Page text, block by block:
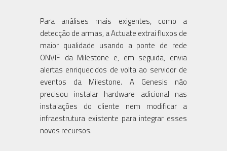
Para análises mais exigentes, como a
detecção de armas, a Actuate extrai fluxos de
maior qualidade usando a ponte de rede
ONVIF da Milestone e, em seguida, envia
alertas enriquecidos de volta ao servidor de
eventos da Milestone. A Genesis não
precisou instalar hardware adicional nas
instalações do cliente nem modificar a
infraestrutura existente para integrar esses
novos recursos.